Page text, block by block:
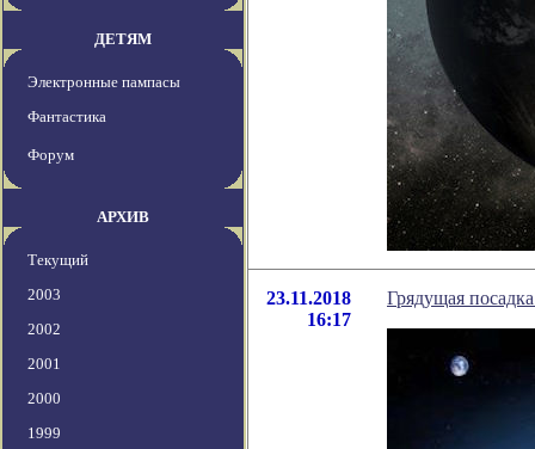
ДЕТЯМ
Электронные пампасы
Фантастика
Форум
АРХИВ
Текущий
2003
2002
2001
2000
1999
23.11.2018
16:17
Грядущая